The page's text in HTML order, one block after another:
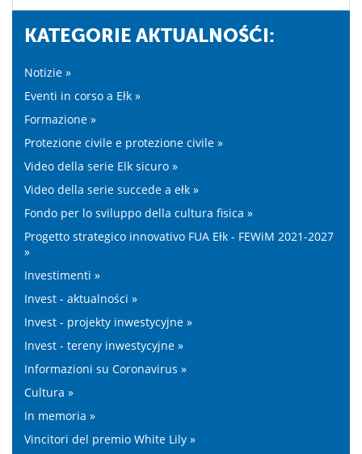
KATEGORIE AKTUALNOŚĆI:
Notizie »
Eventi in corso a Ełk »
Formazione »
Protezione civile e protezione civile »
Video della serie Elk sicuro »
Video della serie succede a ełk »
Fondo per lo sviluppo della cultura fisica »
Progetto strategico innovativo FUA Ełk - FEWiM 2021-2027
»
Investimenti »
Invest - aktualności »
Invest - projekty inwestycyjne »
Invest - tereny inwestycyjne »
Informazioni su Coronavirus »
Cultura »
In memoria »
Vincitori del premio White Lily »